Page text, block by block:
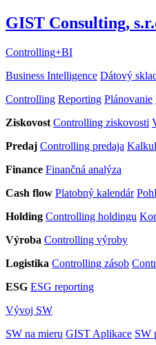
GIST Consulting,
Controlling+BI
Business Intelligence Dátový
Controlling Reporting Plánovanie
Ziskovost Controlling ziskovosti
Predaj Controlling predaja
Finance Finančná analýza
Cash flow Platobný kalendár
Holding Controlling holdingu
Výroba Controlling výroby
Logistika Controlling zásob
ESG ESG reporting
Vývoj SW
SW na mieru GIST Aplikace SW